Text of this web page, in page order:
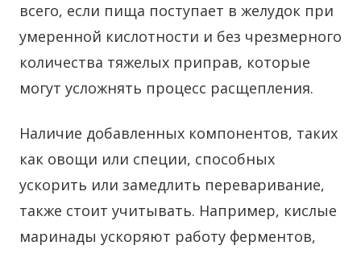
всего, если пища поступает в желудок при
умеренной кислотности и без чрезмерного
количества тяжелых приправ, которые
могут усложнять процесс расщепления.
Наличие добавленных компонентов, таких
как овощи или специи, способных
ускорить или замедлить переваривание,
также стоит учитывать. Например, кислые
маринады ускоряют работу ферментов,